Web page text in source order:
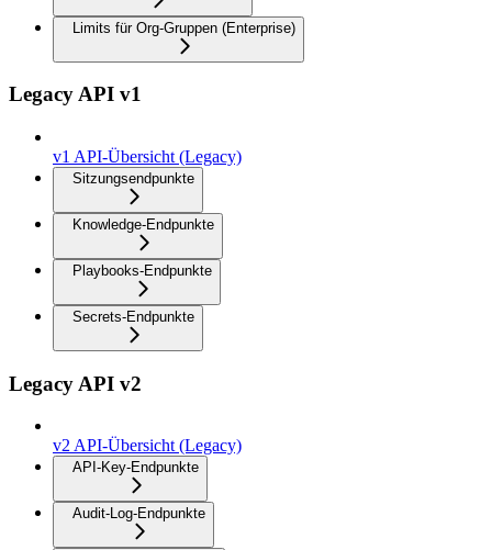
Limits für Org-Gruppen (Enterprise)
Legacy API v1
v1 API-Übersicht (Legacy)
Sitzungsendpunkte
Knowledge-Endpunkte
Playbooks-Endpunkte
Secrets-Endpunkte
Legacy API v2
v2 API-Übersicht (Legacy)
API-Key-Endpunkte
Audit-Log-Endpunkte